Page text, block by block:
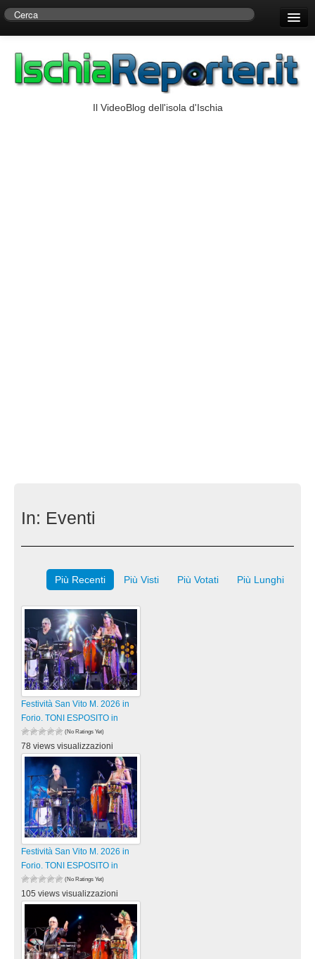
Centro di Ricerche Storiche D’Ambra
Il VideoBlog dell'isola d'Ischia
In: Eventi
Più Recenti Più Visti Più Votati Più Lunghi
Festività San Vito M. 2026 in
Forio. TONI ESPOSITO in
(No Ratings Yet)
78 views visualizzazioni
Festività San Vito M. 2026 in
Forio. TONI ESPOSITO in
(No Ratings Yet)
105 views visualizzazioni